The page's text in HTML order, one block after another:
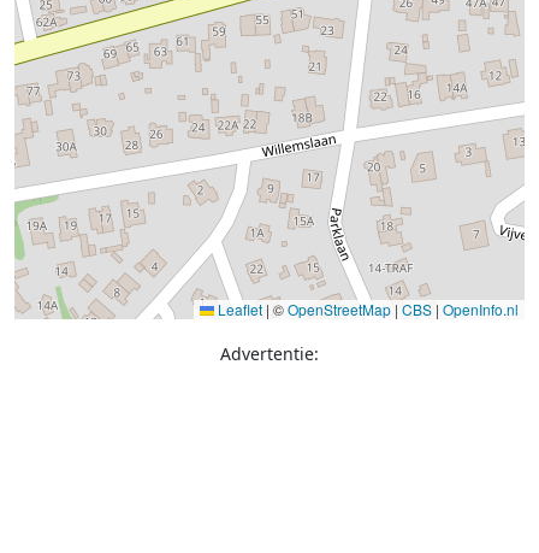
Leaflet | ©OpenStreetMap | CBS | OpenInfo.nl
Advertentie: